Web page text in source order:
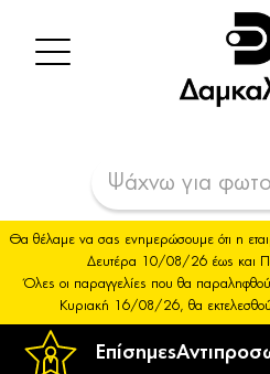
Επίσημες
Θα θέλαμε να σας ενημερώσουμε ότι η
Δευτέρα 10/08/26 έως και
Όλες οι παραγγελίες που θα
Κυριακή 16/08/26, θα